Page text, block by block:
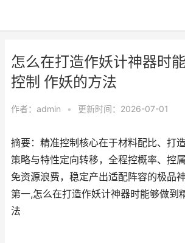
怎么在打造作妖计神器时
控制 作妖的方法
作者： admin • 更新时间：2026-07-01
摘要：精准控制核心在于材料配比、打
策略与特性定向转移，全程控概率、控
免资源浪费，稳定产出适配阵容的极品
第一,怎么在打造作妖计神器时能够做到
法